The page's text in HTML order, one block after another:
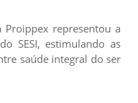
representou a
SESI, estimulando as
saúde integral do ser